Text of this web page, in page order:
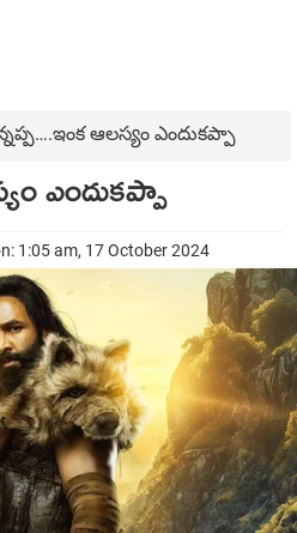
ఆలస్యం ఎందుకప్పా
ఎందుకప్పా
1:05 am, 17 October 2024